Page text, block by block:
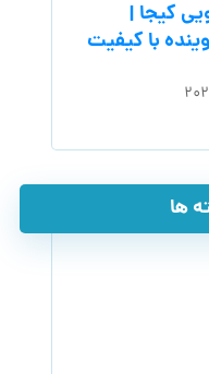
کیجا |
با کیفیت
ها